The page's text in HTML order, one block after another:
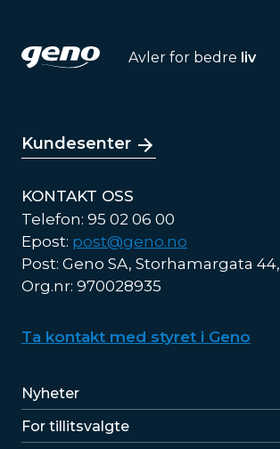
Avler for bedre liv
Kundesenter
KONTAKT OSS
Telefon: 95 02 06 00
Epost: post@geno.no
Post: Geno SA, Storhamargata
Org.nr: 970028935
Ta kontakt med styret i Geno
Lenker
Nyheter
For tillitsvalgte